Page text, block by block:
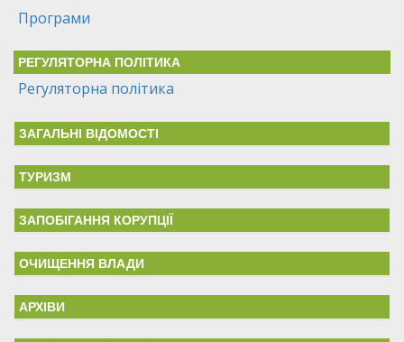
Програми
РЕГУЛЯТОРНА ПОЛІТИКА
Регуляторна політика
ЗАГАЛЬНІ ВІДОМОСТІ
ТУРИЗМ
ЗАПОБІГАННЯ КОРУПЦІЇ
ОЧИЩЕННЯ ВЛАДИ
АРХІВИ